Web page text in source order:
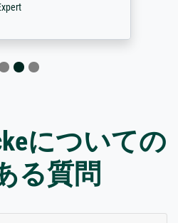
についての
る質問